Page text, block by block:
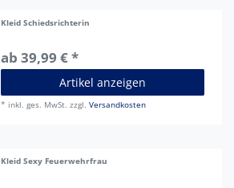
Kleid Schiedsrichterin
ab 39,99 € *
Artikel anzeigen
* inkl. ges. MwSt. zzgl.Versandkosten
Kleid Sexy Feuerwehrfrau